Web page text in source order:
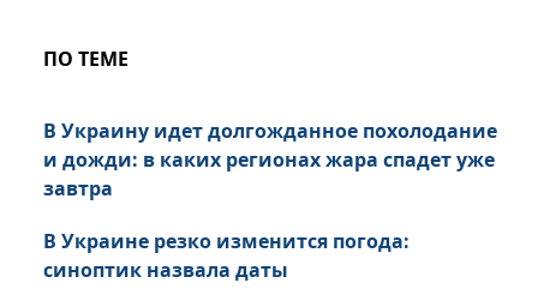
ПО ТЕМЕ
В Украину идет долгожданное похолодание
и дожди: в каких регионах жара спадет уже
завтра
В Украине резко изменится погода:
синоптик назвала даты